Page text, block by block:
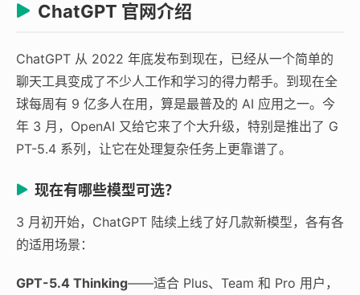
ChatGPT 官网介绍
ChatGPT 从 2022 年底发布到现在，已经从一个简单的
聊天工具变成了不少人工作和学习的得力帮手。到现在全
球每周有 9 亿多人在用，算是最普及的 AI 应用之一。今
年 3 月，OpenAI 又给它来了个大升级，特别是推出了 G
PT-5.4 系列，让它在处理复杂任务上更靠谱了。
现在有哪些模型可选？
3 月初开始，ChatGPT 陆续上线了好几款新模型，各有各
的适用场景：
GPT-5.4 Thinking——适合 Plus、Team 和 Pro 用户，